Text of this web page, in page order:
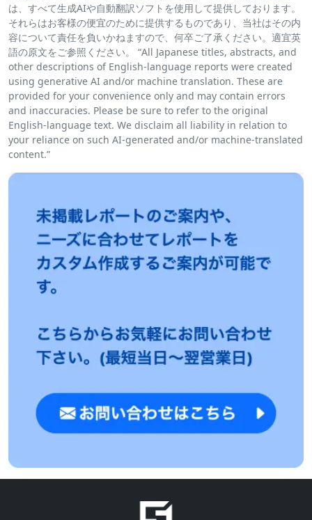
は、すべて生成AIや自動翻訳ソフトを使用して提供しております。
それらはお客様の便宜のために提供するものであり、当社はその内
容について責任を負いかねますので、何卒ご了承ください。適宜英
語の原文をご参照ください。 “All Japanese titles, abstracts, and
other descriptions of English-language reports were created
using generative AI and/or machine translation. These are
provided for your convenience only and may contain errors
and inaccuracies. Please be sure to refer to the original
English-language text. We disclaim all liability in relation to
your reliance on such AI-generated and/or machine-translated
content.”